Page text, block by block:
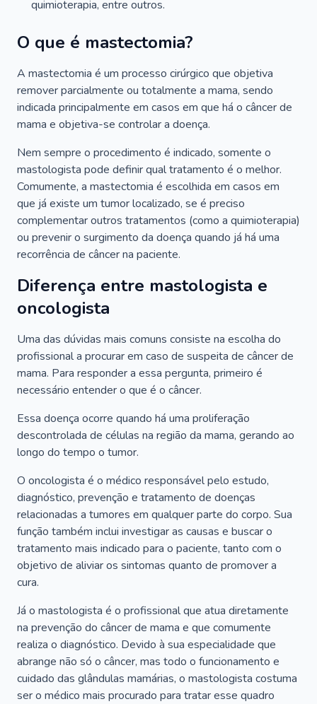
quimioterapia, entre outros.
O que é mastectomia?
A mastectomia é um processo cirúrgico que objetiva
remover parcialmente ou totalmente a mama, sendo
indicada principalmente em casos em que há o câncer de
mama e objetiva-se controlar a doença.
Nem sempre o procedimento é indicado, somente o
mastologista pode definir qual tratamento é o melhor.
Comumente, a mastectomia é escolhida em casos em
que já existe um tumor localizado, se é preciso
complementar outros tratamentos (como a quimioterapia)
ou prevenir o surgimento da doença quando já há uma
recorrência de câncer na paciente.
Diferença entre mastologista e
oncologista
Uma das dúvidas mais comuns consiste na escolha do
profissional a procurar em caso de suspeita de câncer de
mama. Para responder a essa pergunta, primeiro é
necessário entender o que é o câncer.
Essa doença ocorre quando há uma proliferação
descontrolada de células na região da mama, gerando ao
longo do tempo o tumor.
O oncologista é o médico responsável pelo estudo,
diagnóstico, prevenção e tratamento de doenças
relacionadas a tumores em qualquer parte do corpo. Sua
função também inclui investigar as causas e buscar o
tratamento mais indicado para o paciente, tanto com o
objetivo de aliviar os sintomas quanto de promover a
cura.
Já o mastologista é o profissional que atua diretamente
na prevenção do câncer de mama e que comumente
realiza o diagnóstico. Devido à sua especialidade que
abrange não só o câncer, mas todo o funcionamento e
cuidado das glândulas mamárias, o mastologista costuma
ser o médico mais procurado para tratar esse quadro